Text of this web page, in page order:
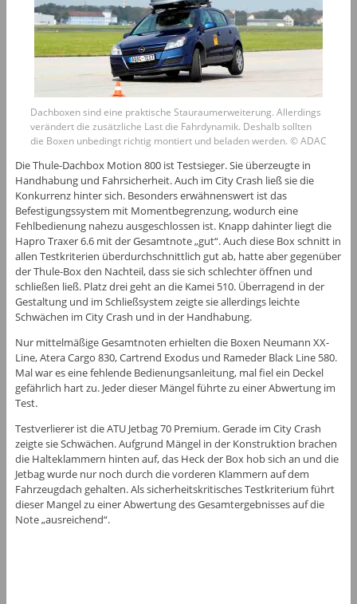
Dachboxen sind eine praktische Stauraumerweiterung. Allerdings
verändert die zusätzliche Last die Fahrdynamik. Deshalb sollten
die Boxen unbedingt richtig montiert und beladen werden. © ADAC
Die Thule-Dachbox Motion 800 ist Testsieger. Sie überzeugte in
Handhabung und Fahrsicherheit. Auch im City Crash ließ sie die
Konkurrenz hinter sich. Besonders erwähnenswert ist das
Befestigungssystem mit Momentbegrenzung, wodurch eine
Fehlbedienung nahezu ausgeschlossen ist. Knapp dahinter liegt die
Hapro Traxer 6.6 mit der Gesamtnote „gut“. Auch diese Box schnitt in
allen Testkriterien überdurchschnittlich gut ab, hatte aber gegenüber
der Thule-Box den Nachteil, dass sie sich schlechter öffnen und
schließen ließ. Platz drei geht an die Kamei 510. Überragend in der
Gestaltung und im Schließsystem zeigte sie allerdings leichte
Schwächen im City Crash und in der Handhabung.
Nur mittelmäßige Gesamtnoten erhielten die Boxen Neumann XX-
Line, Atera Cargo 830, Cartrend Exodus und Rameder Black Line 580.
Mal war es eine fehlende Bedienungsanleitung, mal fiel ein Deckel
gefährlich hart zu. Jeder dieser Mängel führte zu einer Abwertung im
Test.
Testverlierer ist die ATU Jetbag 70 Premium. Gerade im City Crash
zeigte sie Schwächen. Aufgrund Mängel in der Konstruktion brachen
die Halteklammern hinten auf, das Heck der Box hob sich an und die
Jetbag wurde nur noch durch die vorderen Klammern auf dem
Fahrzeugdach gehalten. Als sicherheitskritisches Testkriterium führt
dieser Mangel zu einer Abwertung des Gesamtergebnisses auf die
Note „ausreichend“.